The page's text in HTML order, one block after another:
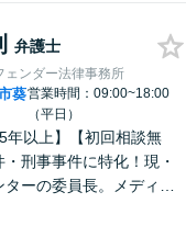
弁護士
ェンダー法律事務所
葵営業時間：09:00~18:00
（平日）
年以上】【初回相談無
刑事事件に特化！現・
ーの委員長。メディア